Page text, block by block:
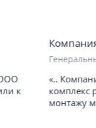
Компания
Генеральный
«.. Компания ООО
комплекс работ
монтажу